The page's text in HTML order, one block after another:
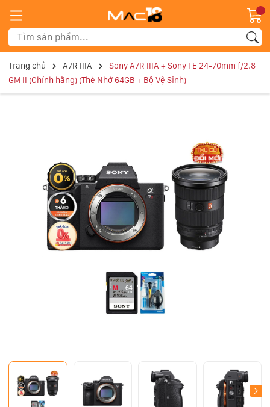
Trang chủ A7R IIIA
Sony A7R IIIA + Sony FE 24-70mm f/2.8
GM II (Chính hãng) (Thẻ Nhớ 64GB + Bộ Vệ Sinh)